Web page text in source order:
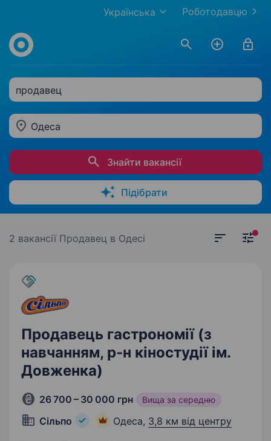
Роботодавцю
Українська
продавец
Одеса
Знайти вакансії
Підібрати
2 вакансії Продавец в Одесі
Продавець гастрономії (з
навчанням, р-н кіностудії ім.
Довженка)
26 700 – 30 000 грн Вища за середню
Сільпо Одеса, 3,8 км від центру